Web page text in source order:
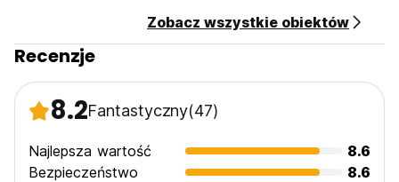
Zobacz wszystkie obiektów
Recenzje
8.2Fantastyczny(47)
Najlepsza wartość
8.6
Bezpieczeństwo
8.6